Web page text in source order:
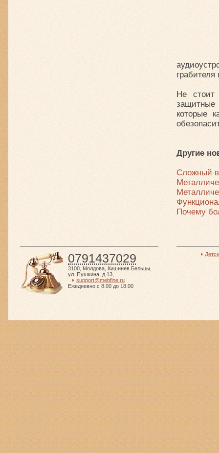
грабителя
Не стоит
которые
Другие
Сложный
Почему
0791437029
3100 Молдова Кишинев Бельцы
ул. Пушкина, д.13
support@mebfine.ru
Ежедневно с 8.00 до 18.00